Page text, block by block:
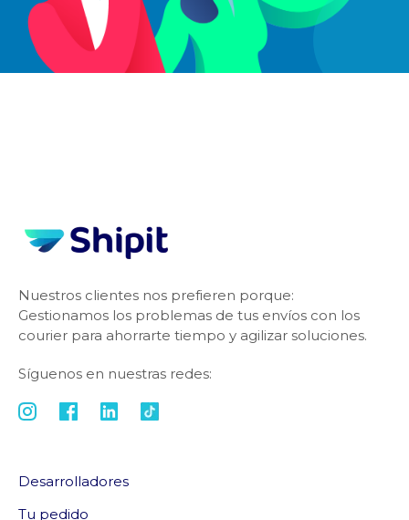
Nuestros clientes nos prefieren porque:
Gestionamos los problemas de tus envíos con los
courier para ahorrarte tiempo y agilizar soluciones.
Síguenos en nuestras redes:
Desarrolladores
Tu pedido